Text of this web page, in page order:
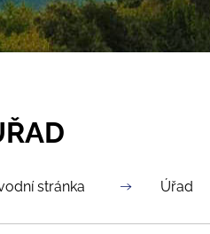
stránka Úřad